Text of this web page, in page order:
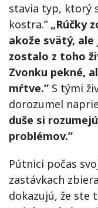
stavia typ, ktorý
kostra.” „Rúčky
akože svätý,
zostalo z toho
Zvonku pekné,
mŕtve.” S tými
dorozumel
duše si
problémov.”
Pútnici počas
zastávkach
dokazujú, že ste